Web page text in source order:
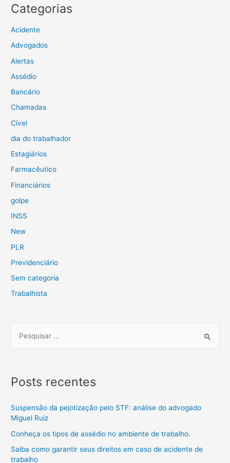
Categorias
Acidente
Advogados
Alertas
Assédio
Bancário
Chamadas
Cível
dia do trabalhador
Estagiários
Farmacêutico
Financiários
golpe
INSS
New
PLR
Previdenciário
Sem categoria
Trabalhista
Posts recentes
Suspensão da pejotização pelo STF: análise do advogado
Miguel Ruiz
Conheça os tipos de assédio no ambiente de trabalho.
Saiba como garantir seus direitos em caso de acidente de
trabalho